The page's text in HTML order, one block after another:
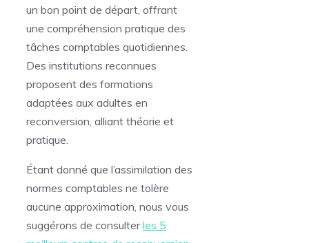
un bon point de départ, offrant
une compréhension pratique des
tâches comptables quotidiennes.
Des institutions reconnues
proposent des formations
adaptées aux adultes en
reconversion, alliant théorie et
pratique.
Étant donné que l’assimilation des
normes comptables ne tolère
aucune approximation, nous vous
suggérons de consulterles 5